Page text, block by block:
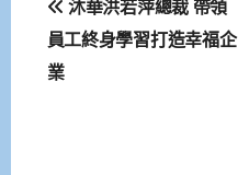
章
導
沐華洪若萍總裁 帶領
員工終身學習打造幸福企
業